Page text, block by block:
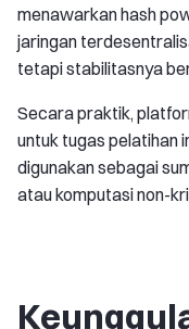
menawarkan hash
jaringan
tetapi stabilitasnya
Secara praktik,
untuk tugas pelatihan
digunakan sebagai
atau komputasi non-